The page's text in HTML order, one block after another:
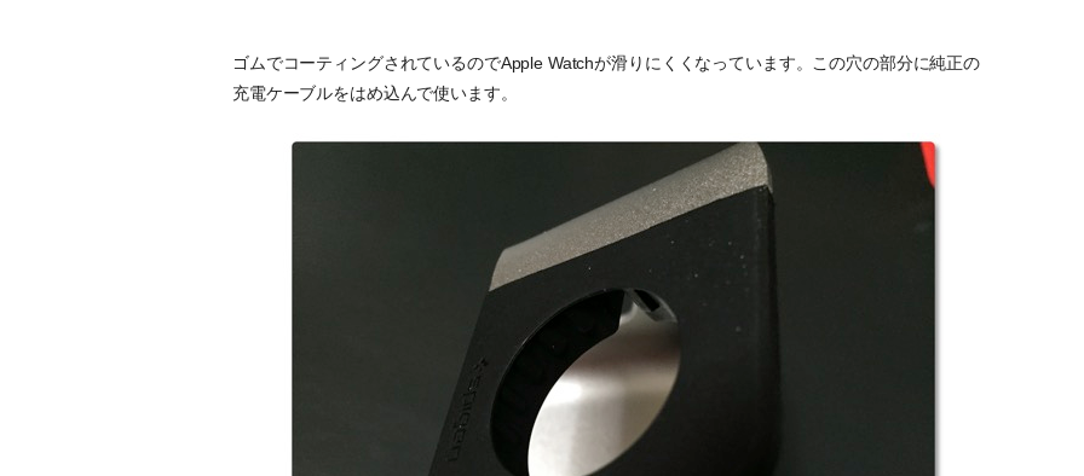
ゴムでコーティングされているのでApple Watchが滑りにくくなっています。この穴の部分に純正の
充電ケーブルをはめ込んで使います。